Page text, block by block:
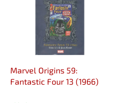
Marvel Origins 59:
Fantastic Four 13 (1966)